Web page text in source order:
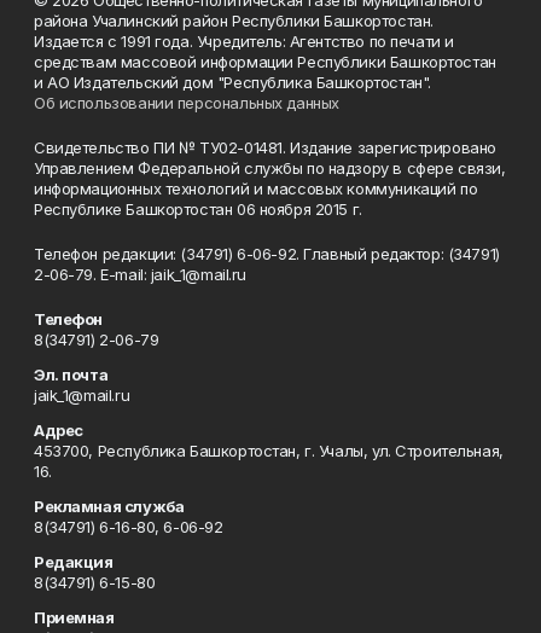
района Учалинский район Республики Башкортостан.
Издается с 1991 года. Учредитель: Агентство по печати и
средствам массовой информации Республики Башкортостан
и АО Издательский дом "Республика Башкортостан".
Об использовании персональных данных
Свидетельство ПИ № ТУ02-01481. Издание зарегистрировано
Управлением Федеральной службы по надзору в сфере связи,
информационных технологий и массовых коммуникаций по
Республике Башкортостан 06 ноября 2015 г.
Телефон редакции: (34791) 6-06-92. Главный редактор: (34791)
2-06-79. Е-mаil: jaik_1@mail.ru
Телефон
8(34791) 2-06-79
Эл. почта
jaik_1@mail.ru
Адрес
453700, Республика Башкортостан, г. Учалы, ул. Строительная,
16.
Рекламная служба
8(34791) 6-16-80, 6-06-92
Редакция
8(34791) 6-15-80
Приемная